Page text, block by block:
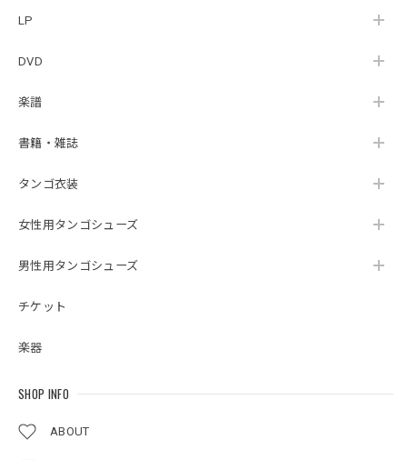
LP
DVD
楽譜
書籍・雑誌
タンゴ衣装
女性用タンゴシューズ
男性用タンゴシューズ
チケット
楽器
SHOP INFO
ABOUT